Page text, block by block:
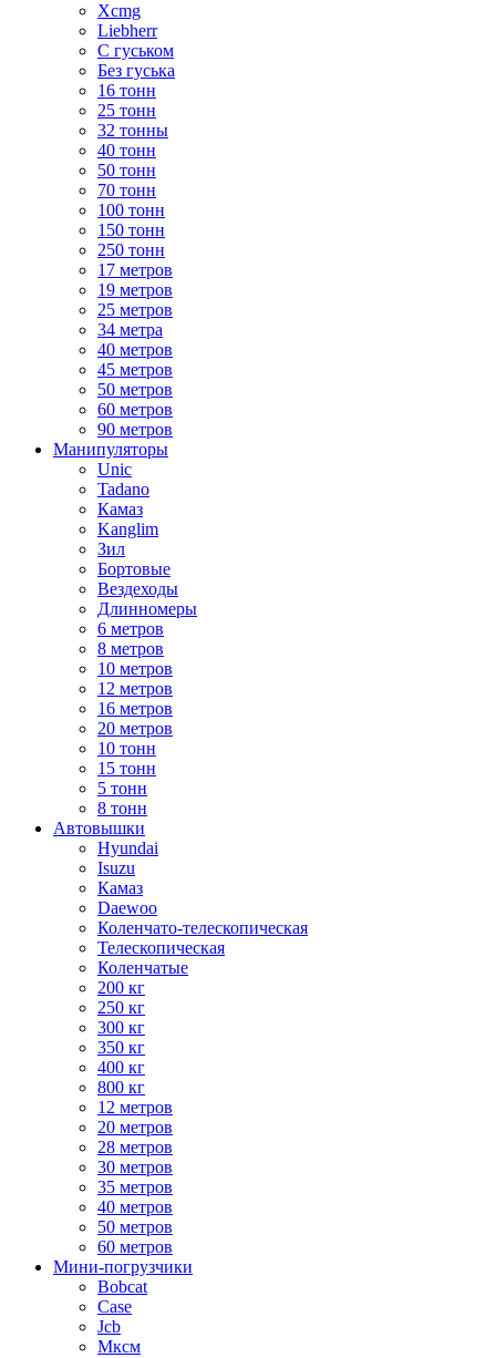
Xcmg
Liebherr
С гуськом
Без гуська
16 тонн
25 тонн
32 тонны
40 тонн
50 тонн
70 тонн
100 тонн
150 тонн
250 тонн
17 метров
19 метров
25 метров
34 метра
40 метров
45 метров
50 метров
60 метров
90 метров
Манипуляторы
Unic
Tadano
Камаз
Kanglim
Зил
Бортовые
Вездеходы
Длинномеры
6 метров
8 метров
10 метров
12 метров
16 метров
20 метров
10 тонн
15 тонн
5 тонн
8 тонн
Автовышки
Hyundai
Isuzu
Камаз
Daewoo
Коленчато-телескопическая
Телескопическая
Коленчатые
200 кг
250 кг
300 кг
350 кг
400 кг
800 кг
12 метров
20 метров
28 метров
30 метров
35 метров
40 метров
50 метров
60 метров
Мини-погрузчики
Bobcat
Case
Jcb
Мксм